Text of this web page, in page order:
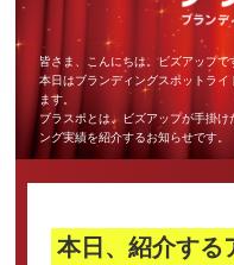
皆さま、こんにちは。ビズアップで
本日はブランディングスポットライ
ます。
ブラスポとは、ビズアップが手掛
ング実績を紹介するお知らせです。
本日、紹介する